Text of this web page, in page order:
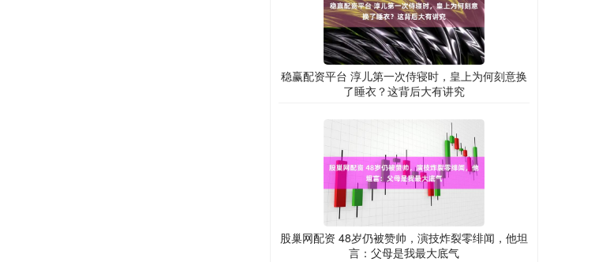
稳赢配资平台 淳儿第一次侍寝时，皇上为何刻意换
了睡衣？这背后大有讲究
股巢网配资 48岁仍被赞帅，演技炸裂零绯闻，他坦
言：父母是我最大底气